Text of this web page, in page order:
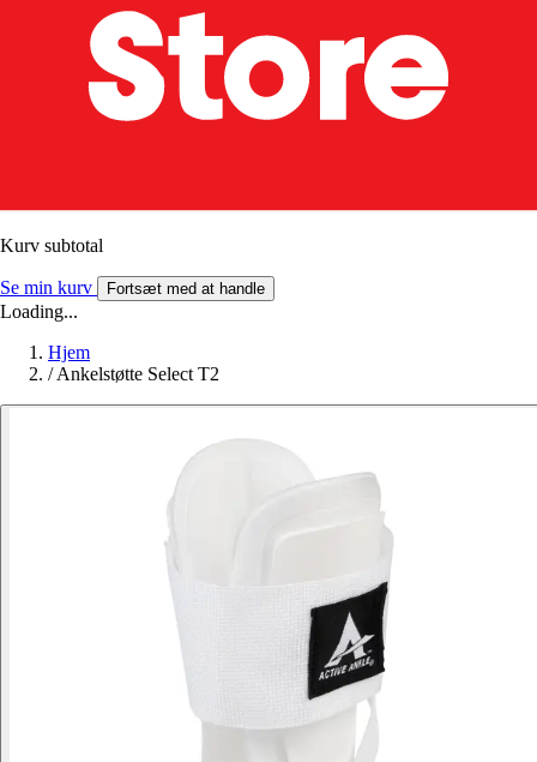
Kurv subtotal
Se min kurv Fortsæt med at handle
Loading...
Hjem
/ Ankelstøtte Select T2